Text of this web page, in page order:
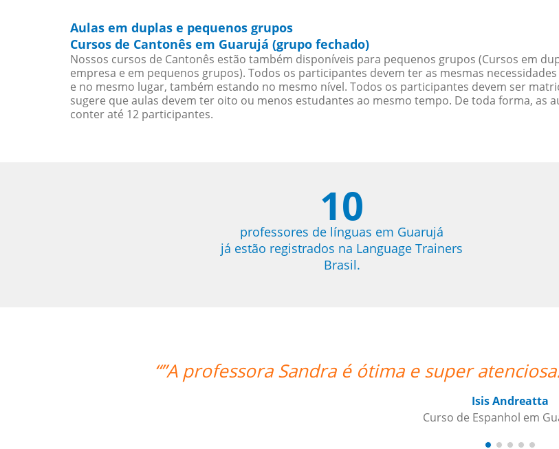
Aulas em duplas e pequenos grupos
Cursos de Cantonês em Guarujá (grupo fechado)
Nossos cursos de Cantonês estão também disponíveis para pequenos grupos (Cursos em
empresa e em pequenos grupos). Todos os participantes devem ter as mesmas
e no mesmo lugar, também estando no mesmo nível. Todos os participantes devem ser
sugere que aulas devem ter oito ou menos estudantes ao mesmo tempo. De toda forma, as
conter até 12 participantes.
10
professores de línguas em Guarujá
já estão registrados na Language Trainers
Brasil.
é ótima e super atenciosa. Super recomendo o trabalho